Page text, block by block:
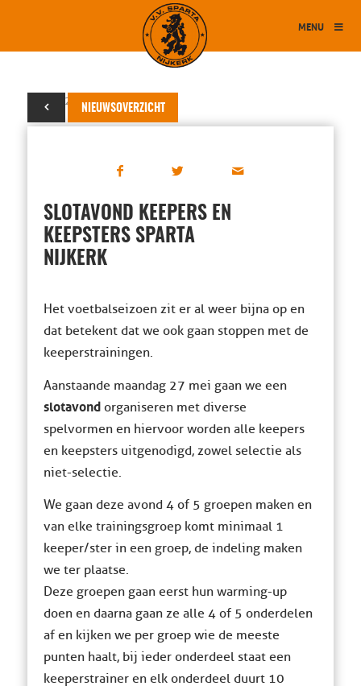
MENU
NIEUWSOVERZICHT
22 mei 2019
SLOTAVOND KEEPERS EN
KEEPSTERS SPARTA
NIJKERK
Het voetbalseizoen zit er al weer bijna op en
dat betekent dat we ook gaan stoppen met de
keeperstrainingen.
Aanstaande maandag 27 mei gaan we een
slotavondorganiseren met diverse
spelvormen en hiervoor worden alle keepers
en keepsters uitgenodigd, zowel selectie als
niet-selectie.
We gaan deze avond 4 of 5 groepen maken en
van elke trainingsgroep komt minimaal 1
keeper/ster in een groep, de indeling maken
we ter plaatse.
Deze groepen gaan eerst hun warming-up
doen en daarna gaan ze alle 4 of 5 onderdelen
af en kijken we per groep wie de meeste
punten haalt, bij ieder onderdeel staat een
keeperstrainer en elk onderdeel duurt 10